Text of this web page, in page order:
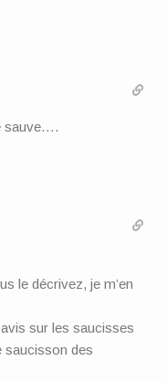
sauve….
le décrivez, je m’en
sur les saucisses
saucisson des